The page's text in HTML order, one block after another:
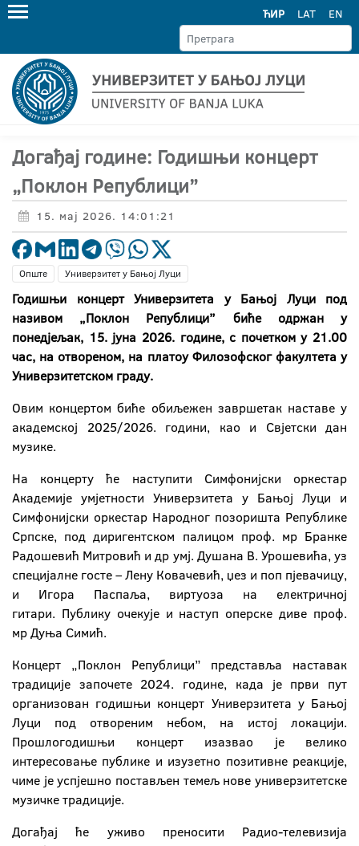
ЋИР LAT EN
Догађај године: Годишњи концерт
„Поклон Републици”
15. мај 2026. 14:01:21
Опште Универзитет у Бањој Луци
Годишњи концерт Универзитета у Бањој Луци под
називом „Поклон Републици” биће одржан у
понедјељак, 15. јуна 2026. године, с почетком у 21.00
час, на отвореном, на платоу Филозофског факултета у
Универзитетском граду.
Овим концертом биће обиљежен завршетак наставе у
академској 2025/2026. години, као и Свјетски дан
музике.
На концерту ће наступити Симфонијски оркестар
Академије умјетности Универзитета у Бањој Луци и
Симфонијски оркестар Народног позоришта Републике
Српске, под диригентском палицом проф. мр Бранке
Радошевић Митровић и др умј. Душана В. Урошевића, уз
специјалне госте – Лену Ковачевић, џез и поп пјевачицу,
и Игора Паспаља, виртуоза на електричној
гитари. Публику очекује и наступ оперске диве проф.
мр Дуња Симић.
Концерт „Поклон Републици” представља наставак
традиције започете 2024. године, када је први пут
организован годишњи концерт Универзитета у Бањој
Луци под отвореним небом, на истој локацији.
Прошлогодишњи концерт изазвао је велико
интересовање публике и изузетно позитивне реакције,
чиме је успјешно постављен темељ нове универзитетске
музичке традиције.
Догађај ће уживо преносити Радио-телевизија